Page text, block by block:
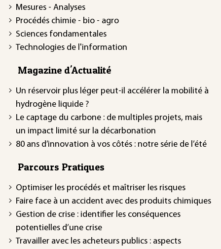
Mesures - Analyses
Procédés chimie - bio - agro
Sciences fondamentales
Technologies de l'information
Magazine d'Actualité
Un réservoir plus léger peut-il accélérer la mobilité à
hydrogène liquide ?
Le captage du carbone : de multiples projets, mais
un impact limité sur la décarbonation
80 ans d’innovation à vos côtés : notre série de l’été
Parcours Pratiques
Optimiser les procédés et maîtriser les risques
Faire face à un accident avec des produits chimiques
Gestion de crise : identifier les conséquences
potentielles d’une crise
Travailler avec les acheteurs publics : aspects